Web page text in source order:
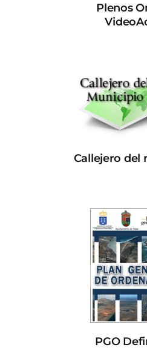
Plenos
Callejero del
PGO